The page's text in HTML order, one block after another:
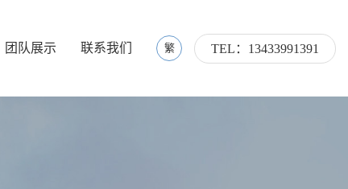
TEL：13433991391
繁
团队展示 联系我们